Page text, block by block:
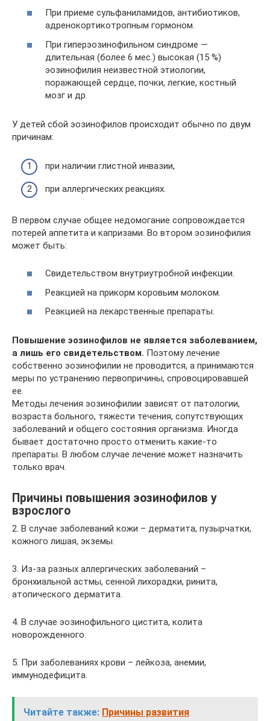
При приеме сульфаниламидов, антибиотиков,
адренокортикотропным гормоном.
При гиперэозинофильном синдроме —
длительная (более 6 мес.) высокая (15 %)
эозинофилия неизвестной этиологии,
поражающей сердце, почки, легкие, костный
мозг и др.
У детей сбой эозинофилов происходит обычно по двум
причинам:
при наличии глистной инвазии,
при аллергических реакциях.
В первом случае общее недомогание сопровождается
потерей аппетита и капризами. Во втором эозинофилия
может быть:
Свидетельством внутриутробной инфекции.
Реакцией на прикорм коровьим молоком.
Реакцией на лекарственные препараты.
Повышение эозинофилов не является заболеванием,
а лишь его свидетельством. Поэтому лечение
собственно эозинофилии не проводится, а принимаются
меры по устранению первопричины, спровоцировавшей
ее.
Методы лечения эозинофилии зависят от патологии,
возраста больного, тяжести течения, сопутствующих
заболеваний и общего состояния организма. Иногда
бывает достаточно просто отменить какие-то
препараты. В любом случае лечение может назначить
только врач.
Причины повышения эозинофилов у
взрослого
2. В случае заболеваний кожи – дерматита, пузырчатки,
кожного лишая, экземы.
3. Из-за разных аллергических заболеваний –
бронхиальной астмы, сенной лихорадки, ринита,
атопического дерматита.
4. В случае эозинофильного цистита, колита
новорожденного.
5. При заболеваниях крови – лейкоза, анемии,
иммунодефицита.
Читайте также: Причины развития